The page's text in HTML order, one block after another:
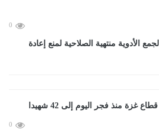
0
الأدوية منتهية الصلاحية لمنع إعادة
0